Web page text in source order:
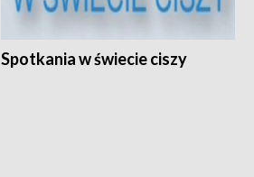
Spotkania w świecie ciszy